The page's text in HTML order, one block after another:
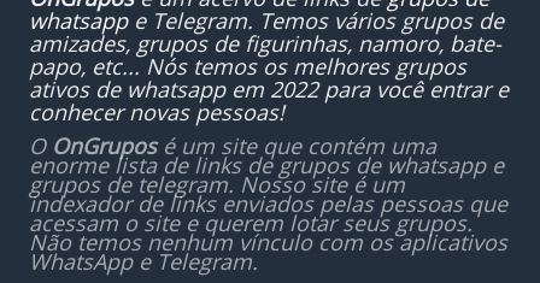
whatsappe Telegram. Temos vários grupos de
amizades, grupos de figurinhas, namoro, bate-
papo, etc... Nós temos os melhores grupos
ativos de whatsapp em 2022 para você entrar e
conhecer novas pessoas!
O OnGruposé um site que contém uma
enorme lista de links de grupos de whatsapp e
grupos de telegram. Nosso site é um
indexador de links enviados pelas pessoas que
acessam o site e querem lotar seus grupos.
Não temos nenhum vínculo com os aplicativos
WhatsApp e Telegram.